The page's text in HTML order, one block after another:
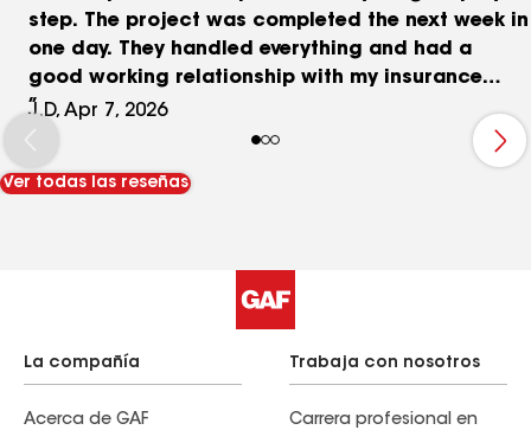
step. The project was completed the next week in
one day. They handled everything and had a
good working relationship with my insurance
company. I highly recommend this company and
will use them again in the future.
J.D, Apr 7, 2026
Ver todas las reseñas
La compañía
Acerca de GAF
Trabaja con nosotros
Carrera profesional en